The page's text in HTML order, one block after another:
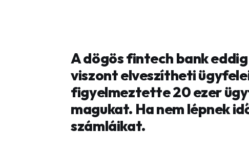
A dögös fintech bank
viszont elveszítheti
figyelmeztette 20 ezer
magukat. Ha nem lépnek
számláikat.